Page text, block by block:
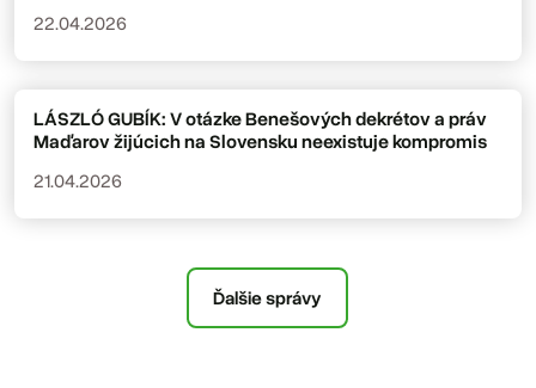
22.04.2026
LÁSZLÓ GUBÍK: V otázke Benešových dekrétov a práv
Maďarov žijúcich na Slovensku neexistuje kompromis
21.04.2026
Ďalšie správy